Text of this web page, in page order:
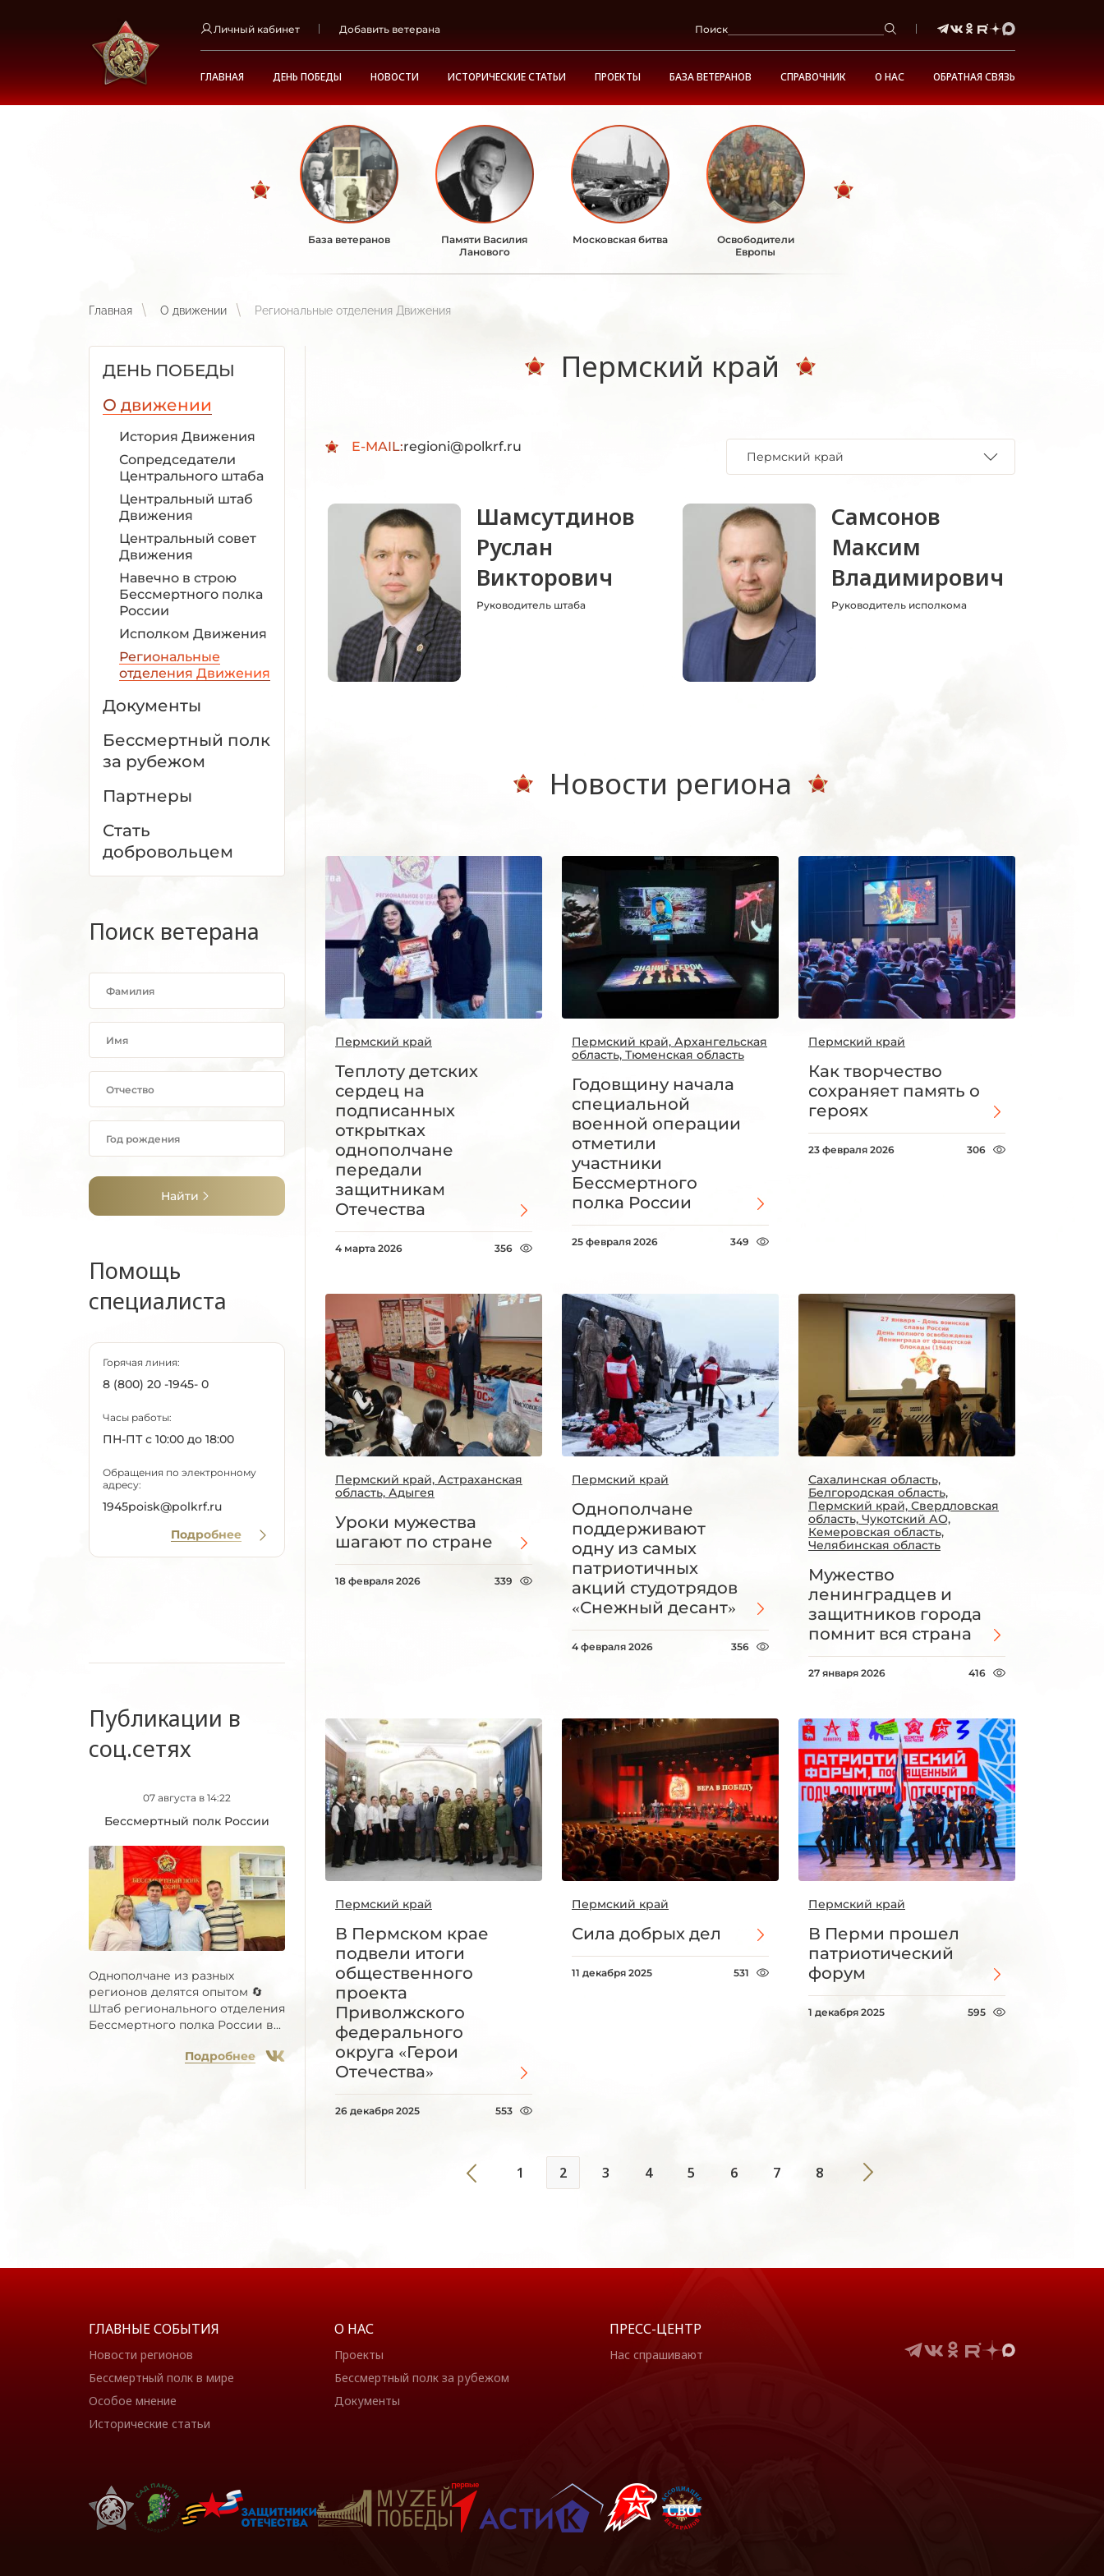
Личный кабинет Добавить ветерана Поиск
ГЛАВНАЯ ДЕНЬ ПОБЕДЫ НОВОСТИ ИСТОРИЧЕСКИЕ СТАТЬИ ПРОЕКТЫ БАЗА ВЕТЕРАНОВ СПРАВОЧНИК О НАС ОБРАТНАЯ СВЯЗЬ
База ветеранов
Памяти Василия
Ланового
Московская битва
Освободители
Европы
Главная О движении Региональные отделения Движения
ДЕНЬ ПОБЕДЫ
О движении
История Движения
Сопредседатели
Центрального штаба
Центральный штаб
Движения
Центральный совет
Движения
Навечно в строю
Бессмертного полка
России
Исполком Движения
Региональные
отделения Движения
Документы
Бессмертный полк
за рубежом
Партнеры
Стать
добровольцем
Поиск ветерана
Найти
Помощь
специалиста
Горячая линия:
8 (800) 20 -1945- 0
Часы работы:
ПН-ПТ с 10:00 до 18:00
Обращения по электронному
адресу:
1945poisk@polkrf.ru
Подробнее
Публикации в
соц.сетях
07 августа в 14:22
Бессмертный полк России
Однополчане из разных
регионов делятся опытом 🔄
Штаб регионального отделения
Бессмертного полка России в...
Подробнее
Пермский край
E-MAIL:regioni@polkrf.ru
Пермский край
Шамсутдинов
Руслан
Викторович
Руководитель штаба
Самсонов
Максим
Владимирович
Руководитель исполкома
Новости региона
Пермский край
Теплоту детских
сердец на
подписанных
открытках
однополчане
передали
защитникам
Отечества
4 марта 2026 356
Пермский край, Архангельская
область, Тюменская область
Годовщину начала
специальной
военной операции
отметили
участники
Бессмертного
полка России
25 февраля 2026 349
Пермский край
Как творчество
сохраняет память о
героях
23 февраля 2026 306
Пермский край, Астраханская
область, Адыгея
Уроки мужества
шагают по стране
18 февраля 2026 339
Пермский край
Однополчане
поддерживают
одну из самых
патриотичных
акций студотрядов
«Снежный десант»
4 февраля 2026 356
Сахалинская область,
Белгородская область,
Пермский край, Свердловская
область, Чукотский АО,
Кемеровская область,
Челябинская область
Мужество
ленинградцев и
защитников города
помнит вся страна
27 января 2026 416
Пермский край
В Пермском крае
подвели итоги
общественного
проекта
Приволжского
федерального
округа «Герои
Отечества»
26 декабря 2025 553
Пермский край
Сила добрых дел
11 декабря 2025 531
Пермский край
В Перми прошел
патриотический
форум
1 декабря 2025 595
1 2 3 4 5 6 7 8
ГЛАВНЫЕ СОБЫТИЯ
Новости регионов
Бессмертный полк в мире
Особое мнение
Исторические статьи
О НАС
Проекты
Бессмертный полк за рубежом
Документы
ПРЕСС-ЦЕНТР
Нас спрашивают